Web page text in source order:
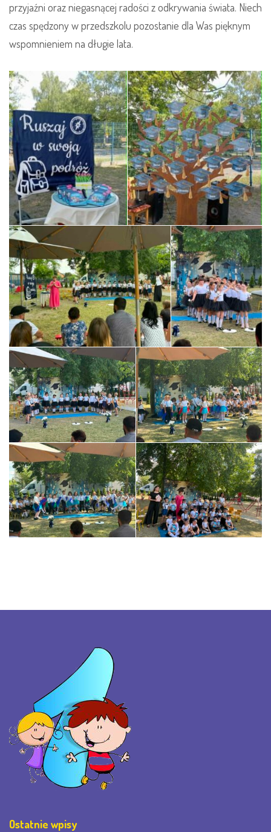
przyjaźni oraz niegasnącej radości z odkrywania świata. Niech
czas spędzony w przedszkolu pozostanie dla Was pięknym
wspomnieniem na długie lata.
Ostatnie wpisy